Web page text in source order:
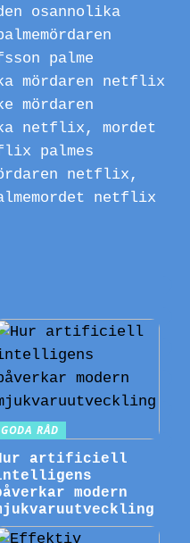
osannolika
palme
mördaren netflix
mördaren
netflix, mordet
palmes
netflix,
netflix
GODA RÅD
artificiell
modern